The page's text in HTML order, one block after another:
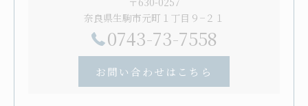
奈良県生駒市元町１丁目９−２１
0743-73-7558
お問い合わせはこちら